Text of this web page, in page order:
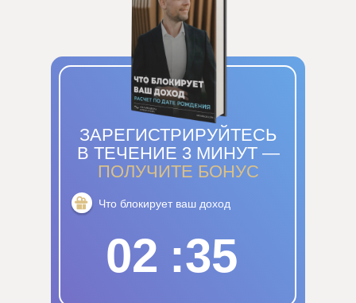
Что блокирует ваш доход
ЗАРЕГИСТРИРУЙТЕСЬ
В ТЕЧЕНИЕ 3 МИНУТ —
ПОЛУЧИТЕ БОНУС
02 34
: